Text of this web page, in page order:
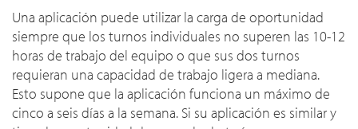
Una aplicación puede utilizar la carga de oportunidad
siempre que los turnos individuales no superen las 10-12
horas de trabajo del equipo o que sus dos turnos
requieran una capacidad de trabajo ligera a mediana.
Esto supone que la aplicación funciona un máximo de
cinco a seis días a la semana. Si su aplicación es similar y